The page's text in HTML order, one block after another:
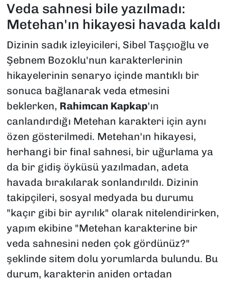
Veda sahnesi bile yazılmadı:
Metehan'ın hikayesi havada kaldı
Dizinin sadık izleyicileri, Sibel Taşçıoğlu ve
Şebnem Bozoklu'nun karakterlerinin
hikayelerinin senaryo içinde mantıklı bir
sonuca bağlanarak veda etmesini
beklerken, Rahimcan Kapkap'ın
canlandırdığı Metehan karakteri için aynı
özen gösterilmedi. Metehan'ın hikayesi,
herhangi bir final sahnesi, bir uğurlama ya
da bir gidiş öyküsü yazılmadan, adeta
havada bırakılarak sonlandırıldı. Dizinin
takipçileri, sosyal medyada bu durumu
"kaçır gibi bir ayrılık" olarak nitelendirirken,
yapım ekibine "Metehan karakterine bir
veda sahnesini neden çok gördünüz?"
şeklinde sitem dolu yorumlarda bulundu. Bu
durum, karakterin aniden ortadan